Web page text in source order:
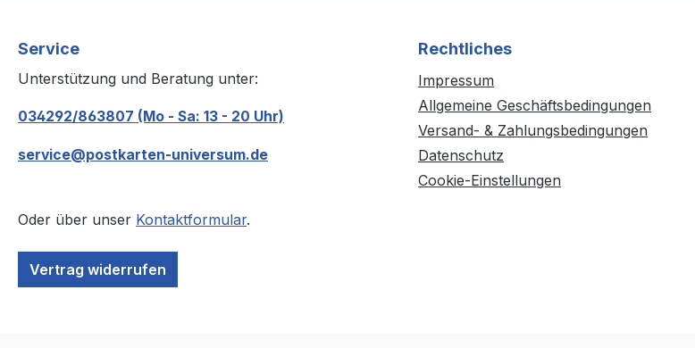
Service
Unterstützung und Beratung unter:
034292/863807 (Mo - Sa: 13 - 20 Uhr)
service@postkarten-universum.de
Oder über unser Kontaktformular.
Vertrag widerrufen
Rechtliches
Impressum
Allgemeine Geschäftsbedingungen
Versand- & Zahlungsbedingungen
Datenschutz
Cookie-Einstellungen